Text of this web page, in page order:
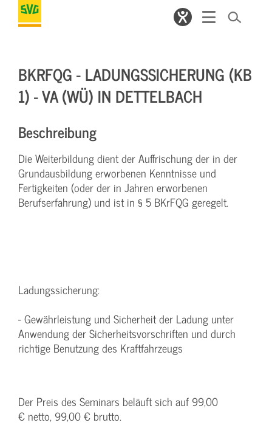
BKRFQG - LADUNGSSICHERUNG (KB
1) - VA (WÜ) IN DETTELBACH
Beschreibung
Die Weiterbildung dient der Auffrischung der in der
Grundausbildung erworbenen Kenntnisse und
Fertigkeiten (oder der in Jahren erworbenen
Berufserfahrung) und ist in § 5 BKrFQG geregelt.
Ladungssicherung:
- Gewährleistung und Sicherheit der Ladung unter
Anwendung der Sicherheitsvorschriften und durch
richtige Benutzung des Kraftfahrzeugs
Der Preis des Seminars beläuft sich auf 99,00
€ netto, 99,00 € brutto.